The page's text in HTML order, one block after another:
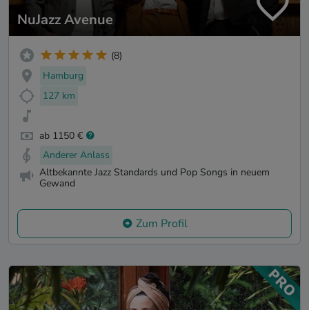
NuJazz Avenue
(8)
Hamburg
127 km
ab 1150 €
Anderer Anlass
Altbekannte Jazz Standards und Pop Songs in neuem
Gewand
Zum Profil